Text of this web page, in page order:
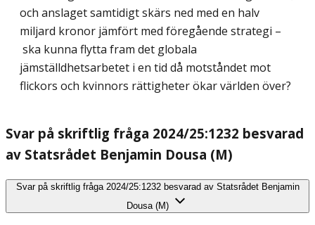
och anslaget samtidigt skärs ned med en halv
miljard kronor jämfört med föregående strategi –
ska kunna flytta fram det globala
jämställdhetsarbetet i en tid då motståndet mot
flickors och kvinnors rättigheter ökar världen över?
Svar på skriftlig fråga 2024/25:1232 besvarad
av Statsrådet Benjamin Dousa (M)
Svar på skriftlig fråga 2024/25:1232 besvarad av Statsrådet Benjamin
Dousa (M)